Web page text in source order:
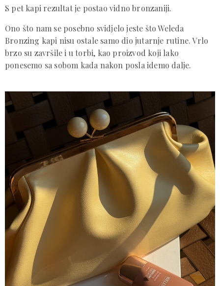
S pet kapi rezultat je postao vidno bronzaniji.
Ono što nam se posebno svidjelo jeste što Weleda
Bronzing kapi nisu ostale samo dio jutarnje rutine. Vrlo
brzo su završile i u torbi, kao proizvod koji lako
ponesemo sa sobom kada nakon posla idemo dalje.